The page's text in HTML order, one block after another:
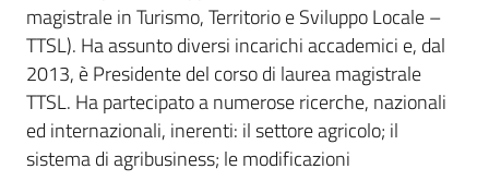
magistrale in Turismo, Territorio e Sviluppo Locale –
TTSL). Ha assunto diversi incarichi accademici e, dal
2013, è Presidente del corso di laurea magistrale
TTSL. Ha partecipato a numerose ricerche, nazionali
ed internazionali, inerenti: il settore agricolo; il
sistema di agribusiness; le modificazioni